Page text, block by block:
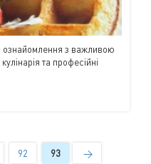
ознайомлення з важливою
та професійні
92 93 →